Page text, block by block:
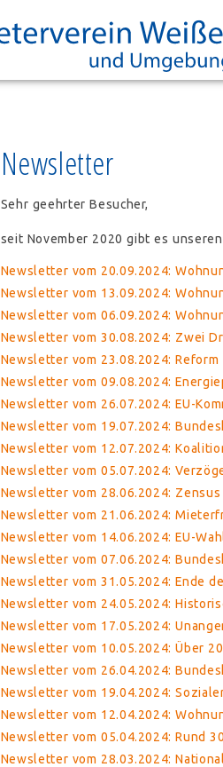
Newsletter
Sehr geehrter Besucher,
seit November 2020 gibt es
Newsletter vom 20.09.2024:
Newsletter vom 13.09.2024:
Newsletter vom 06.09.2024:
Newsletter vom 30.08.2024: Zwei
Newsletter vom 23.08.2024:
Newsletter vom 09.08.2024:
Newsletter vom 26.07.2024: EU-
Newsletter vom 19.07.2024:
Newsletter vom 12.07.2024:
Newsletter vom 05.07.2024:
Newsletter vom 28.06.2024:
Newsletter vom 21.06.2024:
Newsletter vom 14.06.2024: EU-
Newsletter vom 07.06.2024:
Newsletter vom 31.05.2024: Ende
Newsletter vom 24.05.2024:
Newsletter vom 17.05.2024:
Newsletter vom 10.05.2024: Über
Newsletter vom 26.04.2024:
Newsletter vom 19.04.2024:
Newsletter vom 12.04.2024:
Newsletter vom 05.04.2024: Rund
Newsletter vom 28.03.2024: